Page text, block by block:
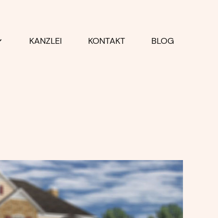
KANZLEI KONTAKT BLOG